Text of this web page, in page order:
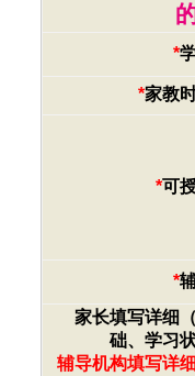
*
*家教
*可
*
家长填写详细
础、学习
辅导机构填写详细